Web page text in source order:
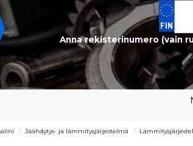
Anna rekisterinumero (vain
Jäähdytys- ja lämmitysjärjestelmä